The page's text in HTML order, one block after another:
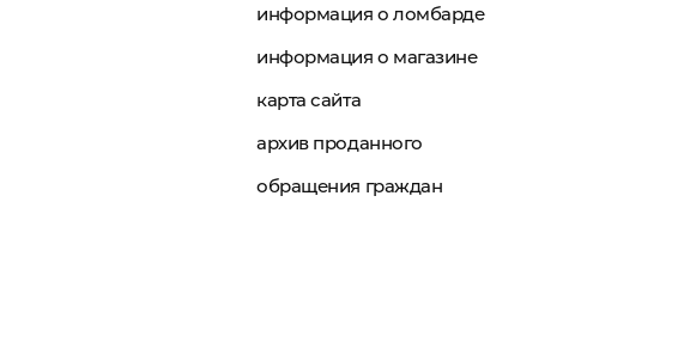
информация о ломбарде
информация о магазине
карта сайта
архив проданного
обращения граждан